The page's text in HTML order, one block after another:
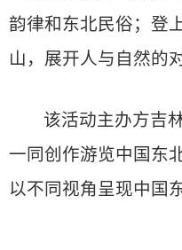
韵律和东北民俗；登
山，展开人与自然的
该活动主办方吉
一同创作游览中国东
以不同视角呈现中国